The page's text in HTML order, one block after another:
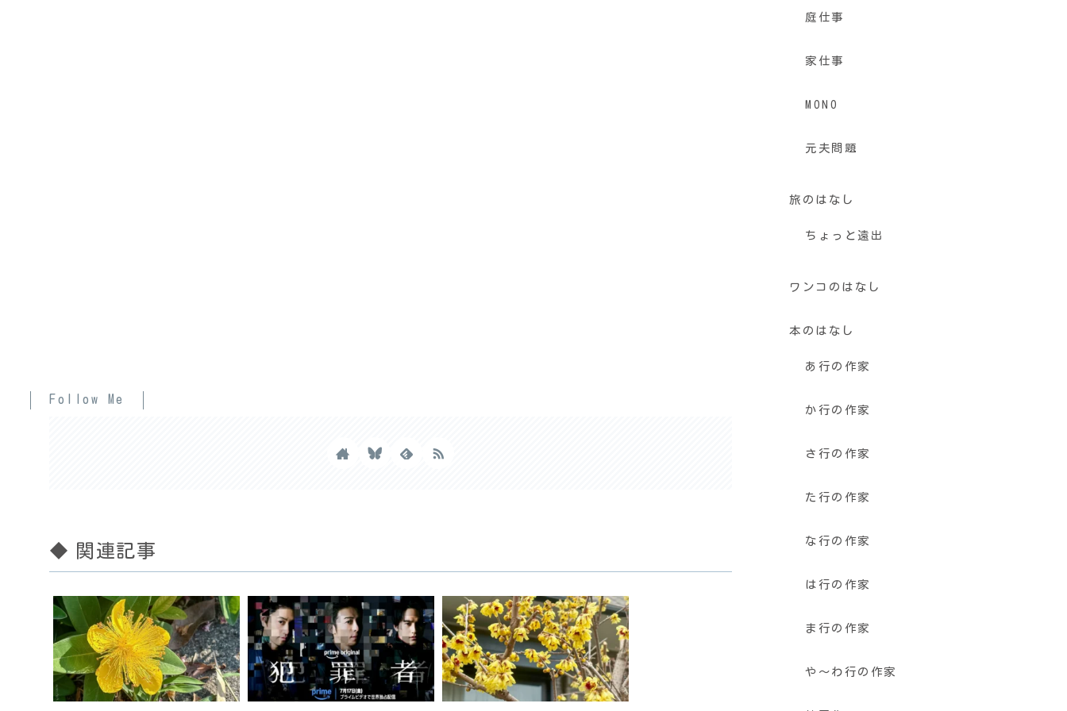
Follow Me
◆ 関連記事
庭仕事
家仕事
MONO
元夫問題
旅のはなし
ちょっと遠出
ワンコのはなし
本のはなし
あ行の作家
か行の作家
さ行の作家
た行の作家
な行の作家
は行の作家
ま行の作家
や〜わ行の作家